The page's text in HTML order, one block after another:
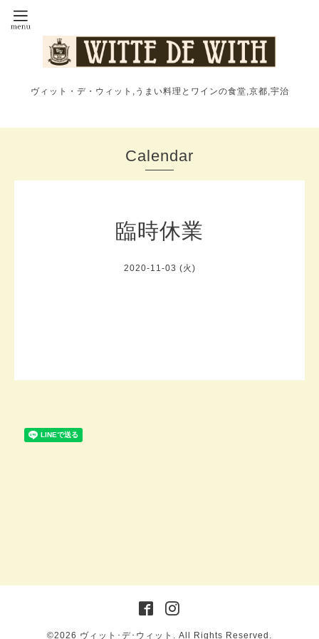
ヴィット・デ・ウィット,うまい料理とワインの食堂,京都,宇治
Calendar
臨時休業
2020-11-03 (火)
©2026 ヴィット･デ･ウィット . All Rights Reserved.